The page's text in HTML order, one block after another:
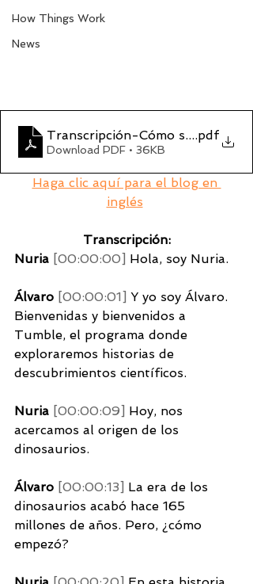
How Things Work
News
Transcripción-Cómo surgieron
.pdf
Download PDF • 36KB
Haga clic aquí para el blog en
inglés
Transcripción:
Nuria [00:00:00] Hola, soy Nuria.
Álvaro [00:00:01] Y yo soy Álvaro.
Bienvenidas y bienvenidos a
Tumble, el programa donde
exploraremos historias de
descubrimientos científicos.
Nuria [00:00:09] Hoy, nos
acercamos al origen de los
dinosaurios.
Álvaro [00:00:13] La era de los
dinosaurios acabó hace 165
millones de años. Pero, ¿cómo
empezó?